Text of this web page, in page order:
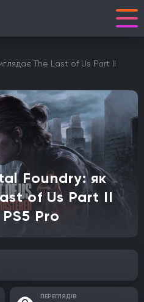
The Last of Us Part II
Foundry: як
of Us Part II
Pro
ПЕРЕГЛЯДІВ